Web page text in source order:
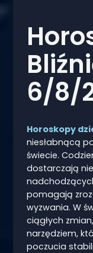
6/8/
Horoskopy
niesłabnącą
świecie.
dostarczają
pomagają
wyzwania. W
ciągłych zmian,
narzędziem,
poczucia